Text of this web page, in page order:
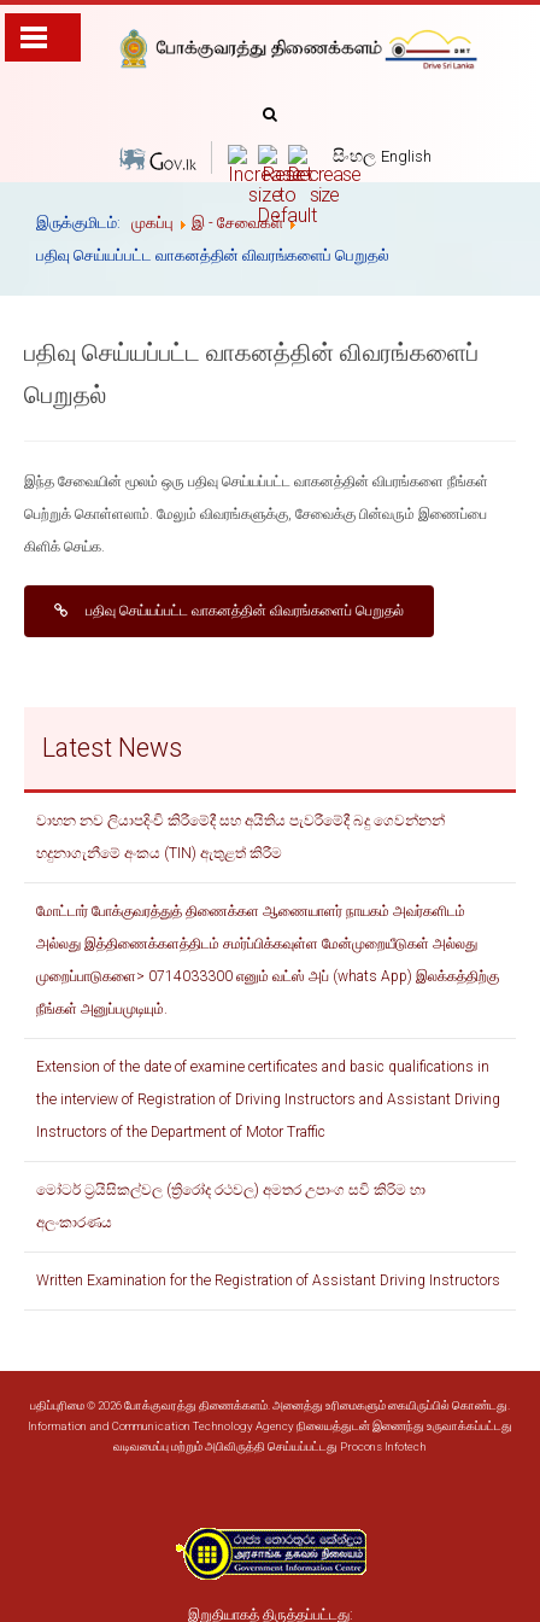
සිංහල English
இருக்குமிடம்: முகப்பு
இ - சேவைகள்
பதிவு செய்யப்பட்ட வாகனத்தின் விவரங்களைப் பெறுதல்
பதிவு செய்யப்பட்ட வாகனத்தின் விவரங்களைப்
பெறுதல்
இந்த சேவையின் மூலம் ஒரு பதிவு செய்யப்பட்ட வாகனத்தின் விபரங்களை நீங்கள்
பெற்றுக் கொள்ளலாம். மேலும் விவரங்களுக்கு, சேவைக்கு பின்வரும் இணைப்பை
கிளிக் செய்க.
பதிவு செய்யப்பட்ட வாகனத்தின் விவரங்களைப் பெறுதல்
Latest News
වාහන නව ලියාපදිංචි කිරීමේදී සහ අයිතිය පැවරීමේදී බදු ගෙවන්නන්
හදුනාගැනීමේ අංකය (TIN) ඇතුළත් කිරීම
மோட்டார் போக்குவரத்துத் திணைக்கள ஆணையாளர் நாயகம் அவர்களிடம்
அல்லது இத்திணைக்களத்திடம் சமர்ப்பிக்கவுள்ள மேன்முறையீடுகள் அல்லது
முறைப்பாடுகளை> 0714033300 எனும் வட்ஸ் அப் (whats App) இலக்கத்திற்கு
நீங்கள் அனுப்பமுடியும்.
Extension of the date of examine certificates and basic qualifications in
the interview of Registration of Driving Instructors and Assistant Driving
Instructors of the Department of Motor Traffic
මෝටර් ට්‍රයිසිකල්වල (ත්‍රිරෝද රථවල) අමතර උපාංග සවි කිරිම හා
අලංකාරණය
Written Examination for the Registration of Assistant Driving Instructors
பதிப்புரிமை © 2026 போக்குவரத்து திணைக்களம். அனைத்து உரிமைகளும் கையிருப்பில் கொண்டது.
Information and Communication Technology Agencyநிலையத்துடன் இணைந்து உருவாக்கப்பட்டது
வடிவமைப்பு மற்றும் அபிவிருத்தி செய்யப்பட்டது Procons Infotech
இறுதியாகத் திருத்தப்பட்டது: